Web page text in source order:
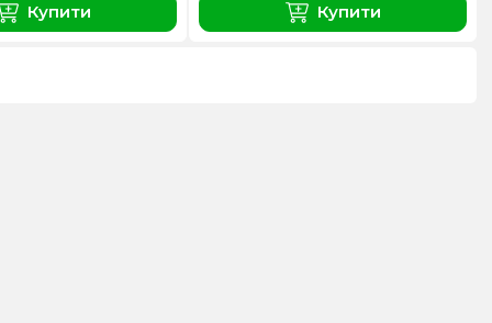
Купити Купити